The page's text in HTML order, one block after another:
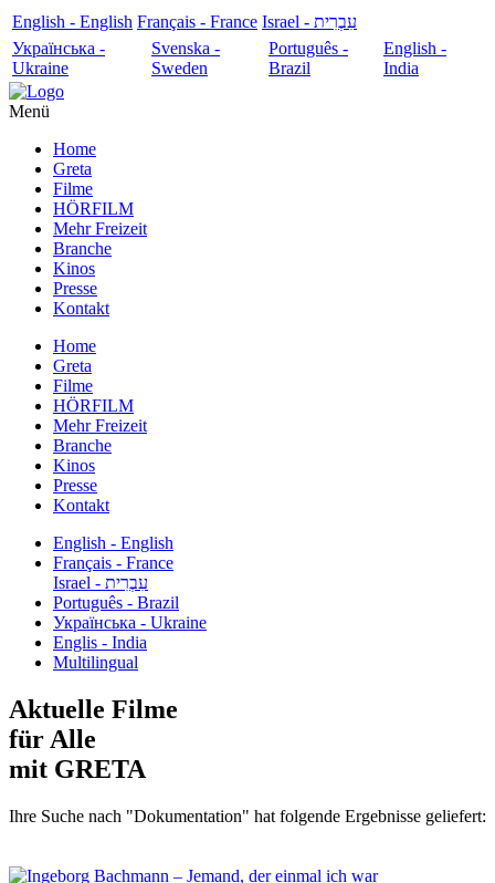
English - English Français - France
עִבְרִית - Israel
Українська -
Ukraine
Svenska -
Sweden
Português -
Brazil
English -
India
Menü
Home
Greta
Filme
HÖRFILM
Mehr Freizeit
Branche
Kinos
Presse
Kontakt
Home
Greta
Filme
HÖRFILM
Mehr Freizeit
Branche
Kinos
Presse
Kontakt
English - English
Français - France
עִבְרִית - Israel
Português - Brazil
Українська - Ukraine
Englis - India
Multilingual
Aktuelle Filme
für Alle
mit GRETA
Ihre Suche nach "Dokumentation" hat folgende Ergebnisse geliefert: